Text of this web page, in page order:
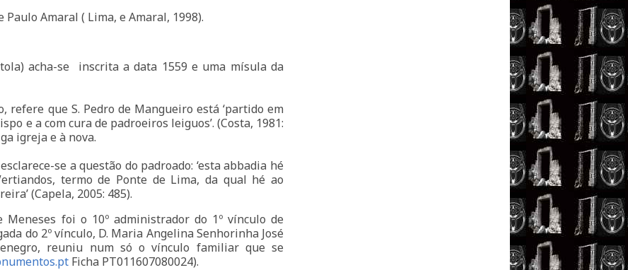
Amaral ( Lima, e Amaral, 1998).
acha-se inscrita a data 1559 e uma mísula da
refere que S. Pedro de Mangueiro está ‘partido em
e a com cura de padroeiros leiguos’. (Costa, 1981:
igreja e à nova.
se a questão do padroado: ‘esta abbadia hé
termo de Ponte de Lima, da qual hé ao
(Capela, 2005: 485).
Meneses foi o 10º administrador do 1º vínculo de
do 2º vínculo, D. Maria Angelina Senhorinha José
reuniu num só o vínculo familiar que se
Ficha PT011607080024).